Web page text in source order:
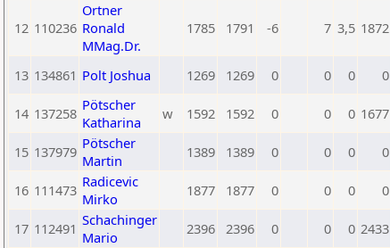
12 110236
Ortner
Ronald
MMag.Dr.
1785 1791 -6 7 3,5 1872
13 134861 Polt Joshua 1269 1269 0 0 0 0
14 137258 Pötscher
Katharina
w 1592 1592 0 0 0 1677
15 137979 Pötscher
Martin
1389 1389 0 0 0 0
16 111473 Radicevic
Mirko
1877 1877 0 0 0 0
17 112491 Schachinger
Mario
2396 2396 0 0 0 2433